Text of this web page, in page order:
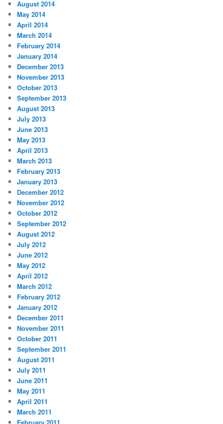
August 2014
May 2014
April 2014
March 2014
February 2014
January 2014
December 2013
November 2013
October 2013
September 2013
August 2013
July 2013
June 2013
May 2013
April 2013
March 2013
February 2013
January 2013
December 2012
November 2012
October 2012
September 2012
August 2012
July 2012
June 2012
May 2012
April 2012
March 2012
February 2012
January 2012
December 2011
November 2011
October 2011
September 2011
August 2011
July 2011
June 2011
May 2011
April 2011
March 2011
February 2011